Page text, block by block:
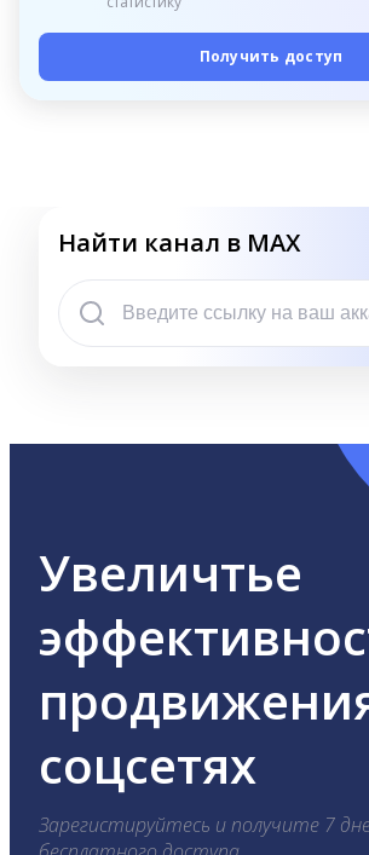
Получить доступ
Найти канал в MAX
Увеличтье
соцсетях
Зарегистируйтесь и получите 7